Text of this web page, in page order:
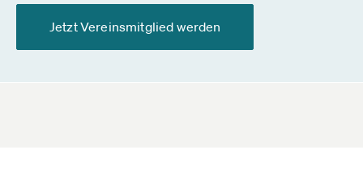
Jetzt Vereinsmitglied werden